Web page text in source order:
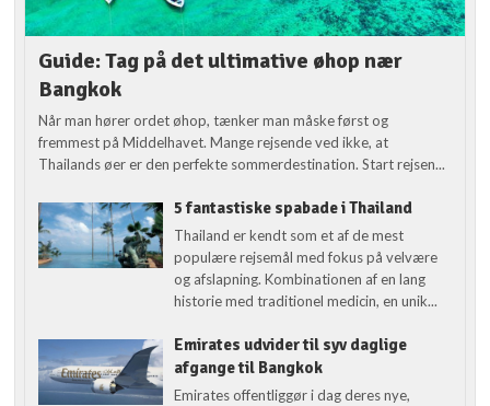
Guide: Tag på det ultimative øhop nær
Bangkok
Når man hører ordet øhop, tænker man måske først og
fremmest på Middelhavet. Mange rejsende ved ikke, at
Thailands øer er den perfekte sommerdestination. Start rejsen...
5 fantastiske spabade i Thailand
Thailand er kendt som et af de mest
populære rejsemål med fokus på velvære
og afslapning. Kombinationen af en lang
historie med traditionel medicin, en unik...
Emirates udvider til syv daglige
afgange til Bangkok
Emirates offentliggør i dag deres nye,